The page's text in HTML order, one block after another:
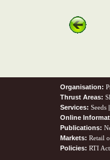
Organisation:
Thrust Areas:
Services: Seeds |
Online
Publications:
Markets: Retail
Policies: RTI Act